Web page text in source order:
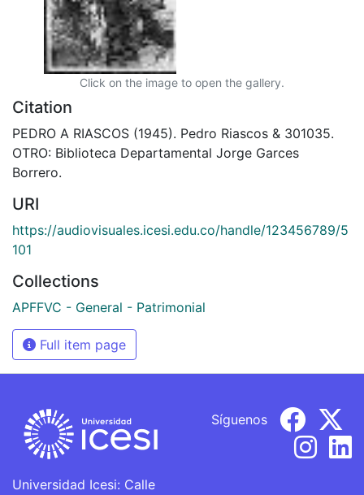
Click on the image to open the gallery.
Citation
PEDRO A RIASCOS (1945). Pedro Riascos & 301035.
OTRO: Biblioteca Departamental Jorge Garces
Borrero.
URI
https://audiovisuales.icesi.edu.co/handle/123456789/5
101
Collections
APFFVC - General - Patrimonial
Full item page
Universidad Icesi: Calle
Síguenos